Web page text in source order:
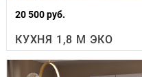
20 500 руб.
КУХНЯ 1,8 М ЭКО